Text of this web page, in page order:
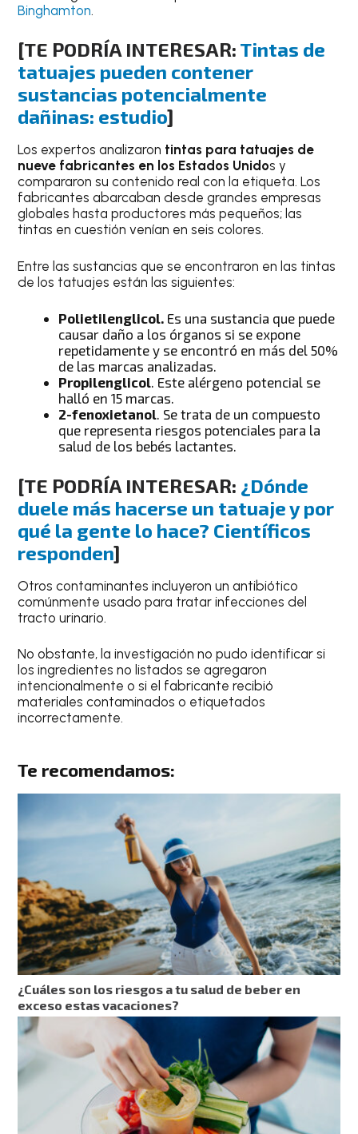
Binghamton.
[TE PODRÍA INTERESAR: Tintas de
tatuajes pueden contener
sustancias potencialmente
dañinas: estudio]
Los expertos analizaron tintas para tatuajes de
nueve fabricantes en los Estados Unidos y
compararon su contenido real con la etiqueta. Los
fabricantes abarcaban desde grandes empresas
globales hasta productores más pequeños; las
tintas en cuestión venían en seis colores.
Entre las sustancias que se encontraron en las tintas
de los tatuajes están las siguientes:
Polietilenglicol. Es una sustancia que puede
causar daño a los órganos si se expone
repetidamente y se encontró en más del 50%
de las marcas analizadas.
Propilenglicol. Este alérgeno potencial se
halló en 15 marcas.
2-fenoxietanol. Se trata de un compuesto
que representa riesgos potenciales para la
salud de los bebés lactantes.
[TE PODRÍA INTERESAR: ¿Dónde
duele más hacerse un tatuaje y por
qué la gente lo hace? Científicos
responden]
Otros contaminantes incluyeron un antibiótico
comúnmente usado para tratar infecciones del
tracto urinario.
No obstante, la investigación no pudo identificar si
los ingredientes no listados se agregaron
intencionalmente o si el fabricante recibió
materiales contaminados o etiquetados
incorrectamente.
Te recomendamos:
¿Cuáles son los riesgos a tu salud de beber en
exceso estas vacaciones?